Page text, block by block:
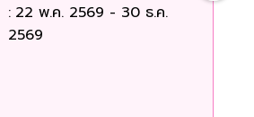
: 22 พ.ค. 2569 - 30 ธ.ค.
2569